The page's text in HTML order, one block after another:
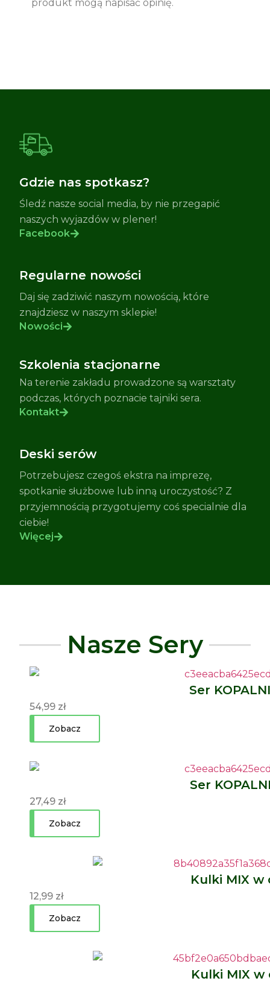
produkt mogą napisać opinię.
Gdzie nas spotkasz?
Śledź nasze social media, by nie przegapić
naszych wyjazdów w plener!
Facebook
Regularne nowości
Daj się zadziwić naszym nowością, które
znajdziesz w naszym sklepie!
Nowości
Szkolenia stacjonarne
Na terenie zakładu prowadzone są warsztaty
podczas, których poznacie tajniki sera.
Kontakt
Deski serów
Potrzebujesz czegoś ekstra na imprezę,
spotkanie służbowe lub inną uroczystość? Z
przyjemnością przygotujemy coś specialnie dla
ciebie!
Więcej
Nasze Sery
Ser
54,99 zł
Zobacz
Ser
27,49 zł
Zobacz
Kulki MIX w
12,99 zł
Zobacz
Kulki MIX w